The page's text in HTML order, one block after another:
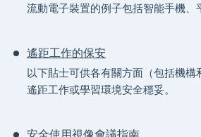
流動電子裝置的例子包括智能手機、
遙距工作的保安
以下貼士可供各有關方面（包括機
遙距工作或學習環境安全穩妥。